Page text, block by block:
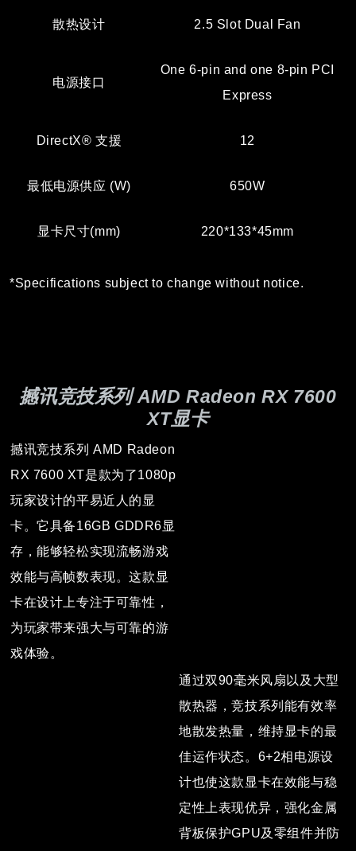
散热设计 2.5 Slot Dual Fan
电源接口
One 6-pin and one 8-pin PCI
Express
DirectX® 支援 12
最低电源供应 (W) 650W
显卡尺寸(mm) 220*133*45mm
*Specifications subject to change without notice.
撼讯竞技系列 AMD Radeon RX 7600
XT显卡
撼讯竞技系列 AMD Radeon
RX 7600 XT是款为了1080p
玩家设计的平易近人的显
卡。它具备16GB GDDR6显
存，能够轻松实现流畅游戏
效能与高帧数表现。这款显
卡在设计上专注于可靠性，
为玩家带来强大与可靠的游
戏体验。
通过双90毫米风扇以及大型
散热器，竞技系列能有效率
地散发热量，维持显卡的最
佳运作状态。6+2相电源设
计也使这款显卡在效能与稳
定性上表现优异，强化金属
背板保护GPU及零组件并防